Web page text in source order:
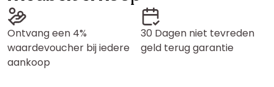
Ontvang een 4%
waardevoucher bij iedere
aankoop
30 Dagen niet tevreden
geld terug garantie